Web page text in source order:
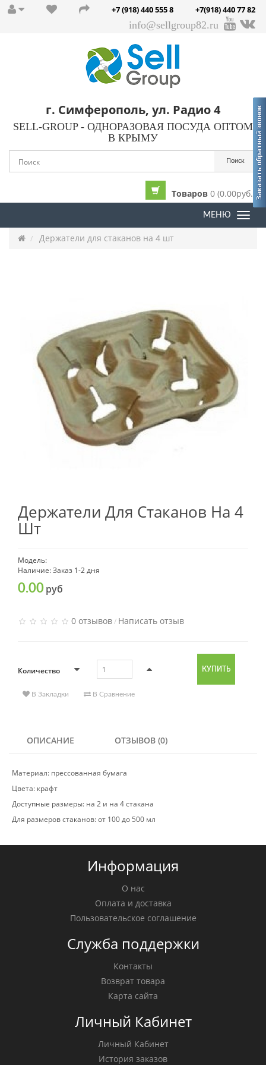
+7 (918) 440 555 8 +7(918) 440 77 82
info@sellgroup82.ru
г. Симферополь, ул. Радио 4
SELL-GROUP - ОДНОРАЗОВАЯ ПОСУДА ОПТОМ
В КРЫМУ
Поиск
Товаров 0 (0.00руб.)
МЕНЮ
Держатели для стаканов на 4 шт
Держатели Для Стаканов На 4
Шт
Модель:
Наличие: Заказ 1-2 дня
0.00руб
0 отзывов/ Написать отзыв
Количество КУПИТЬ
В Закладки В Сравнение
ОПИСАНИЕ ОТЗЫВОВ (0)
Материал: прессованная бумага
Цвета: крафт
Доступные размеры: на 2 и на 4 стакана
Для размеров стаканов: от 100 до 500 мл
Информация
О нас
Оплата и доставка
Пользовательское соглашение
Служба поддержки
Контакты
Возврат товара
Карта сайта
Личный Кабинет
Личный Кабинет
История заказов